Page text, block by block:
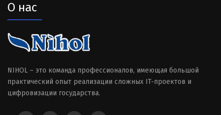
О нас
NIHOL – это команда профессионалов, имеющая большой
практический опыт реализации сложных IT-проектов и
цифровизации государства.